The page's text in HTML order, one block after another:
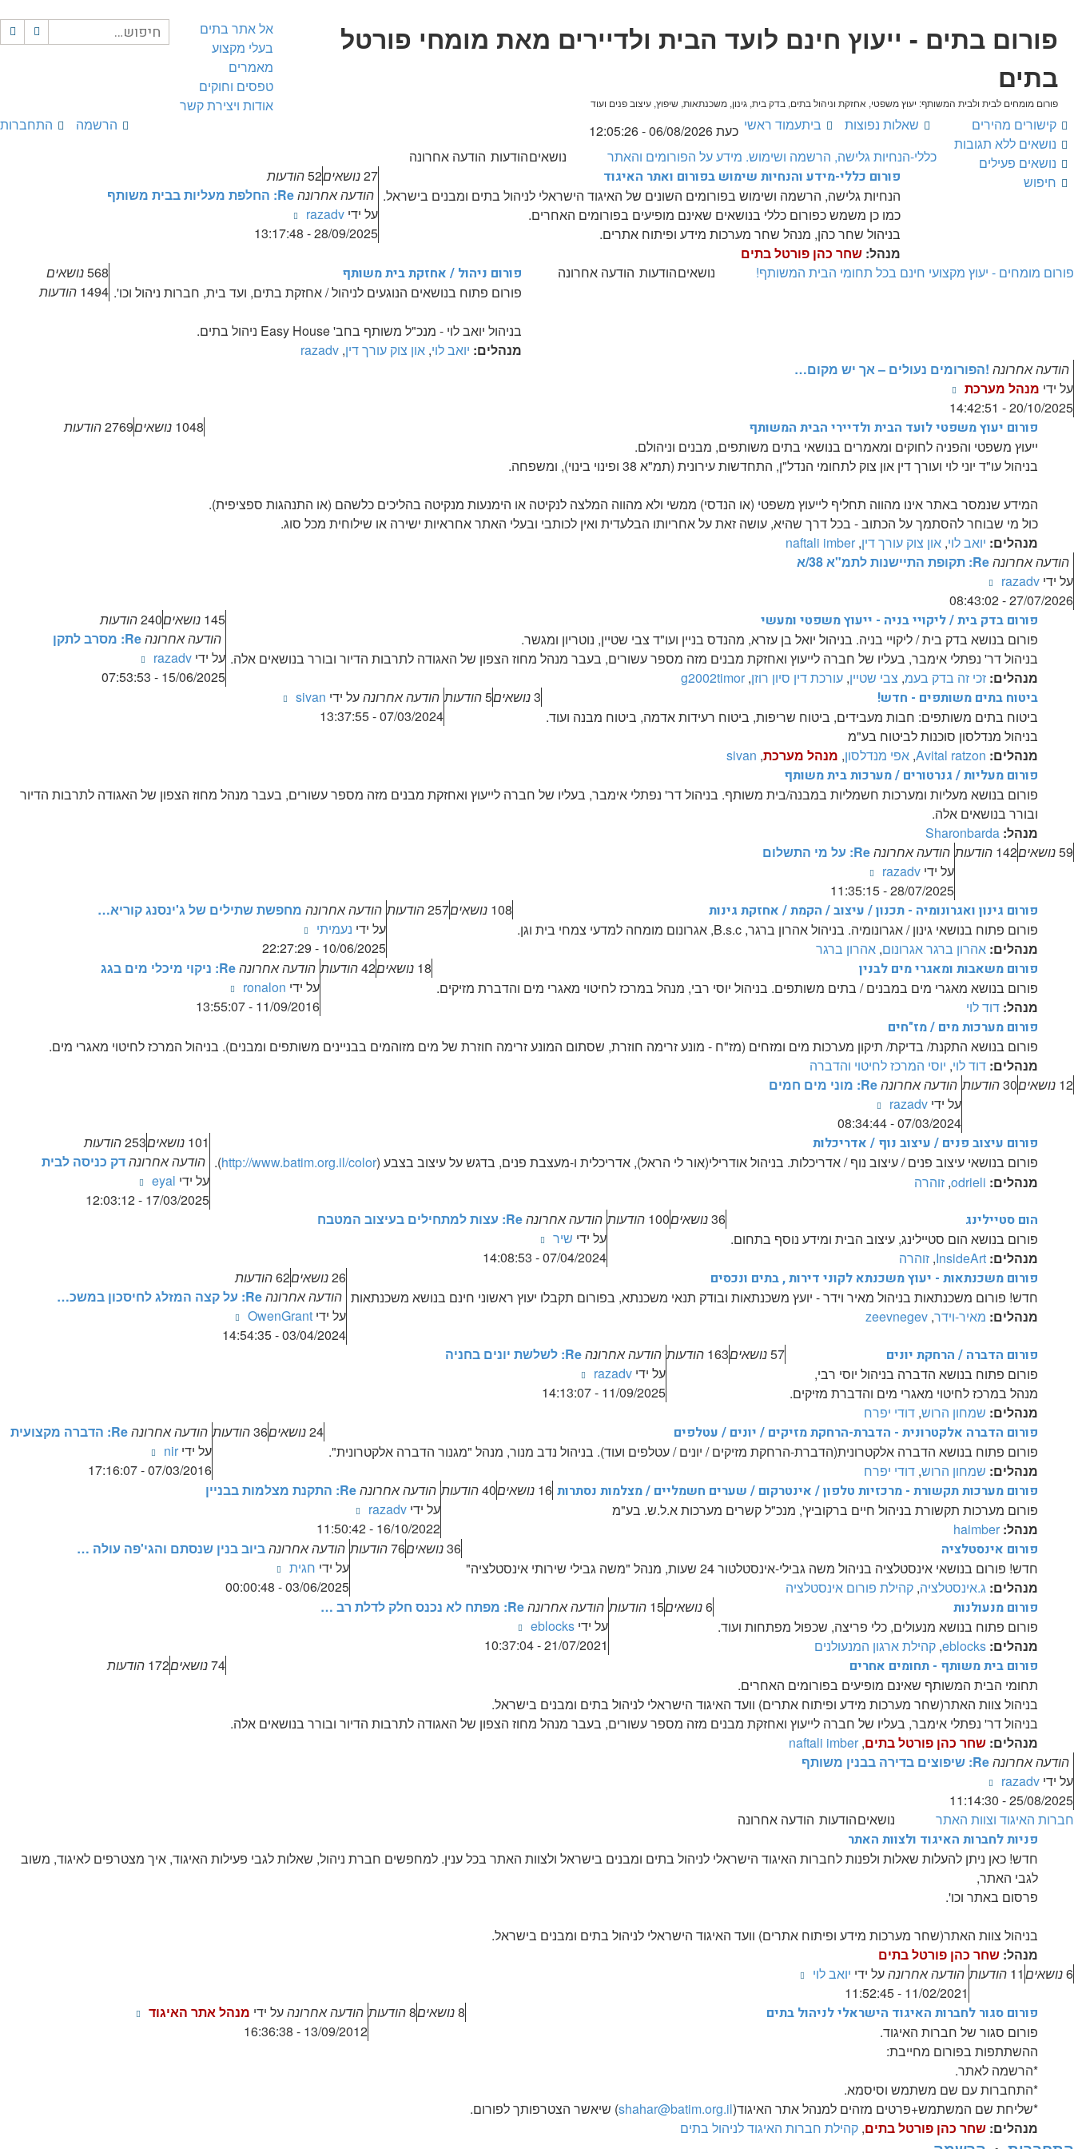
פורום בתים - ייעוץ חינם לועד הבית ולדיירים מאת מומחי פורטל
בתים
פורום מומחים לבית ולבית המשותף: יעוץ משפטי, אחזקת וניהול בתים, בדק בית, גינון, משכנתאות, שיפוץ, עיצוב פנים ועוד
חיפוש
אל אתר בתים
בעלי מקצוע
מאמרים
טפסים וחוקים
אודות ויצירת קשר
קישורים מהירים
נושאים ללא תגובות
נושאים פעילים
חיפוש
שאלות נפוצות התחברות הרשמה ביתעמוד ראשי כעת 06/08/2026 - 12:05:26
כללי-הנחיות גלישה, הרשמה ושימוש. מידע על הפורומים והאתר
נושאיםהודעות הודעה אחרונה
פורום כללי-מידע והנחיות שימוש בפורום ואתר האיגוד
הנחיות גלישה, הרשמה ושימוש בפורומים השונים של האיגוד הישראלי לניהול בתים ומבנים בישראל.
כמו כן משמש כפורום כללי בנושאים שאינם מופיעים בפורומים האחרים.
בניהול שחר כהן, מנהל שחר מערכות מידע ופיתוח אתרים.
מנהל: שחר כהן פורטל בתים
27נושאים52הודעות
הודעה אחרונהRe: החלפת מעליות בבית משותף
על ידי razadv
בהודעה
28/09/2025 - 13:17:48
פורום מומחים - יעוץ מקצועי חינם בכל תחומי הבית המשותף! נושאיםהודעות הודעה אחרונה פורום ניהול / אחזקת בית משותף
פורום פתוח בנושאים הנוגעים לניהול / אחזקת בתים, ועד בית, חברות ניהול וכו'.
בניהול יואב לוי - מנכ"ל משותף בחב' Easy House ניהול בתים.
מנהלים: יואב לוי, און צוק עורך דין,
razadv
568נושאים
1494 הודעות
הודעה אחרונה !הפורומים נעולים – אך יש מקום…
על ידי מנהל מערכת
האחרונה
20/10/2025 - 14:42:51
פורום יעוץ משפטי לועד הבית ולדיירי הבית המשותף
ייעוץ משפטי והפניה לחוקים ומאמרים בנושאי בתים משותפים, מבנים וניהולם.
בניהול עו"ד יוני לוי ועורך דין און צוק לתחומי הנדל"ן, התחדשות עירונית (תמ"א 38 ופינוי בינוי), ומשפחה.
המידע שנמסר באתר אינו מהווה תחליף לייעוץ משפטי (או הנדסי) ממשי ולא מהווה המלצה לנקיטה או הימנעות מנקיטה בהליכים כלשהם (או התנהגות ספציפית).
כול מי שבוחר להסתמך על הכתוב - בכל דרך שהיא, עושה זאת על אחריותו הבלעדית ואין לכותבי ובעלי האתר אחראיות ישירה או שילוחית מכל סוג.
מנהלים: יואב לוי, און צוק עורך דין,
naftali imber
1048 נושאים2769הודעות
הודעה אחרונהRe: תקופת התיישנות לתמ"א 38/א
על ידי razadv
בהודעה
האחרונה
27/07/2026 - 08:43:02
פורום בדק בית / ליקויי בניה - ייעוץ משפטי ומעשי
פורום בנושא בדק בית / ליקויי בניה. בניהול יואל בן עזרא, מהנדס בניין ועו"ד צבי שטיין, נוטריון ומגשר.
בניהול דר' נפתלי אימבר, בעליו של חברה לייעוץ ואחזקת מבנים מזה מספר עשורים, בעבר מנהל מחוז הצפון של האגודה לתרבות הדיור ובורר בנושאים אלה.
מנהלים: זכי זה בדק בעמ, צבי שטיין, עורכת דין סיון רוזן,
g2002timor
145 נושאים240הודעות
הודעה אחרונהRe: מסרב לתקן
על ידי razadv
בהודעה
15/06/2025 - 07:53:53
ביטוח בתים משותפים - חדש!
ביטוח בתים משותפים: חבות מעבידים, ביטוח שריפות, ביטוח רעידות אדמה, ביטוח מבנה ועוד.
בניהול מנדלסון סוכנות לביטוח בע"מ
מנהלים: Avital ratzon
, אפי מנדלסון, מנהל מערכת,
sivan
3נושאים5הודעות הודעה אחרונהעל ידי sivan
07/03/2024 - 13:37:55
פורום מעליות / גנרטורים / מערכות בית משותף
פורום בנושא מעליות ומערכות חשמליות במבנה/בית משותף. בניהול דר' נפתלי אימבר, בעליו של חברה לייעוץ ואחזקת מבנים מזה מספר עשורים, בעבר מנהל מחוז הצפון של האגודה לתרבות הדיור
ובורר בנושאים אלה.
מנהל: Sharonbarda
59נושאים142 הודעות הודעה אחרונהRe: על מי התשלום
על ידי razadv
בהודעה
האחרונה
28/07/2025 - 11:35:15
פורום גינון ואגרונומיה - תכנון / עיצוב / הקמת / אחזקת גינות
פורום פתוח בנושאי גינון / אגרונומיה. בניהול אהרון ברגר, B.s.c, אגרונום מומחה למדעי צמחי בית וגן.
מנהלים: אהרון ברגר אגרונום, אהרון ברגר
108 נושאים257הודעות הודעה אחרונה מחפשת שתילים של ג'ינסנג קוריא…
על ידי נעמיתי
בהודעה
האחרונה
10/06/2025 - 22:27:29
פורום משאבות ומאגרי מים לבנין
פורום בנושא מאגרי מים במבנים / בתים משותפים. בניהול יוסי רבי, מנהל במרכז לחיטוי מאגרי מים והדברת מזיקים.
מנהל: דוד לוי
18 נושאים42הודעות הודעה אחרונהRe: ניקוי מיכלי מים בגג
על ידי ronalon
בהודעה
11/09/2016 - 13:55:07
פורום מערכות מים / מז"חים
פורום בנושא התקנת/ בדיקת/ תיקון מערכות מים ומזחים (מז"ח - מונע זרימה חוזרת, שסתום המונע זרימה חוזרת של מים מזוהמים בבניינים משותפים ומבנים). בניהול המרכז לחיטוי מאגרי מים.
מנהלים: דוד לוי, יוסי המרכז לחיטוי והדברה
12 נושאים30הודעות הודעה אחרונהRe: מוני מים חמים
על ידי razadv
בהודעה
האחרונה
07/03/2024 - 08:34:44
פורום עיצוב פנים / עיצוב נוף / אדריכלות
פורום בנושאי עיצוב פנים / עיצוב נוף / אדריכלות. בניהול אודרילי(אור לי הראל), אדריכלית ו-מעצבת פנים, בדגש על עיצוב בצבע (http://www.batim.org.il/color
).
מנהלים: odrieli
, זוהרה
101 נושאים253הודעות
הודעה אחרונהדק כניסה לבית
על ידי eyal
בהודעה
17/03/2025 - 12:03:12
הום סטיילינג
פורום בנושא הום סטיילינג, עיצוב הבית ומידע נוסף בתחום.
מנהלים: InsideArt
, זוהרה
36נושאים100 הודעות הודעה אחרונהRe: עצות למתחילים בעיצוב המטבח
על ידי שיר
בהודעה 07/04/2024 - 14:08:53
פורום משכנתאות - יעוץ משכנתא לקוני דירות , בתים ונכסים
חדש! פורום משכנתאות בניהול מאיר וידר - יועץ משכנתאות ובודק תנאי משכנתא, בפורום תקבלו יעוץ ראשוני חינם בנושא משכנתאות
מנהלים: מאיר-וידר,
zeevnegev
26נושאים62הודעות
הודעה אחרונהRe: על קצה המזלג לחיסכון במשכ…
על ידי OwenGrant
בהודעה
03/04/2024 - 14:54:35
פורום הדברה / הרחקת יונים
פורום פתוח בנושא הדברה בניהול יוסי רבי,
מנהל במרכז לחיטוי מאגרי מים והדברת מזיקים.
מנהלים: שמחון הרוש, דודי יפרח
57נושאים163 הודעות הודעה אחרונהRe: לשלשת יונים בחניה
על ידי razadv
בהודעה
11/09/2025 - 14:13:07
פורום הדברה אלקטרונית - הדברת-הרחקת מזיקים / יונים / עטלפים
פורום פתוח בנושא הדברה אלקטרונית(הדברת-הרחקת מזיקים / יונים / עטלפים ועוד). בניהול נדב מנור, מנהל "מגנור הדברה אלקטרונית".
מנהלים: שמחון הרוש, דודי יפרח
24נושאים36הודעות הודעה אחרונהRe: הדברה מקצועית
על ידי nir
בהודעה07/03/2016 - 17:16:07
פורום מערכות תקשורת - מרכזיות טלפון / אינטרקום / שערים חשמליים / מצלמות נסתרות
פורום מערכות תקשורת בניהול חיים ברקוביץ', מנכ"ל קשרים מערכות א.ל.ש. בע"מ
מנהל: haimber
16 נושאים40הודעות הודעה אחרונהRe: התקנת מצלמות בבניין
על ידי razadv
בהודעה
האחרונה
16/10/2022 - 11:50:42
פורום אינסטלציה
חדש! פורום בנושאי אינסטלציה בניהול משה גבילי-אינסטלטור 24 שעות, מנהל "משה גבילי שירותי אינסטלציה"
מנהלים: ג.אינסטלציה, קהילת פורום אינסטלציה
36נושאים76הודעות הודעה אחרונהביוב בנין שנסתם והגי'פה עולה …
על ידי חגית
בהודעה
03/06/2025 - 00:00:48
פורום מנעולנות
פורום פתוח בנושא מנעולים, כלי פריצה, שכפול מפתחות ועוד.
מנהלים: eblocks
, קהילת ארגון המנעולנים
6נושאים15 הודעות הודעה אחרונהRe: מפתח לא נכנס חלק לדלת רב …
על ידי eblocks
בהודעה
21/07/2021 - 10:37:04
פורום בית משותף - תחומים אחרים
תחומי הבית המשותף שאינם מופיעים בפורומים האחרים.
בניהול צוות האתר(שחר מערכות מידע ופיתוח אתרים) וועד האיגוד הישראלי לניהול בתים ומבנים בישראל.
בניהול דר' נפתלי אימבר, בעליו של חברה לייעוץ ואחזקת מבנים מזה מספר עשורים, בעבר מנהל מחוז הצפון של האגודה לתרבות הדיור ובורר בנושאים אלה.
מנהלים: שחר כהן פורטל בתים,
naftali imber
74נושאים172 הודעות
הודעה אחרונהRe: שיפוצים בדירה בבנין משותף
על ידי razadv
בהודעה
האחרונה
25/08/2025 - 11:14:30
חברות האיגוד וצוות האתר
נושאיםהודעות הודעה אחרונה
פניות לחברות האיגוד ולצוות האתר
חדש! כאן ניתן להעלות שאלות ולפנות לחברות האיגוד הישראלי לניהול בתים ומבנים בישראל ולצוות האתר בכל ענין. למחפשים חברת ניהול, שאלות לגבי פעילות האיגוד, איך מצטרפים לאיגוד, משוב
לגבי האתר,
פרסום באתר וכו'.
בניהול צוות האתר(שחר מערכות מידע ופיתוח אתרים) וועד האיגוד הישראלי לניהול בתים ומבנים בישראל.
מנהל: שחר כהן פורטל בתים
6נושאים11 הודעות הודעה אחרונהעל ידי יואב לוי
האחרונה
11/02/2021 - 11:52:45
פורום סגור לחברות האיגוד הישראלי לניהול בתים
פורום סגור של חברות האיגוד.
ההשתתפות בפורום מחייבת:
*הרשמה לאתר.
*התחברות עם שם משתמש וסיסמא.
*שליחת שם המשתמש+פרטים מזהים למנהל אתר האיגוד(shahar@batim.org.il) שיאשר הצטרפותך לפורום.
מנהלים: שחר כהן פורטל בתים, קהילת חברות האיגוד לניהול בתים
8נושאים8הודעות הודעה אחרונהעל ידי מנהל אתר האיגוד
13/09/2012 - 16:36:38